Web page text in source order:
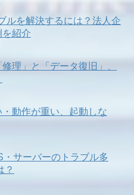
ルを解決するには？法人企
紹介
理」と「データ復旧」、
動作が重い、起動しな
サーバーのトラブル多
？